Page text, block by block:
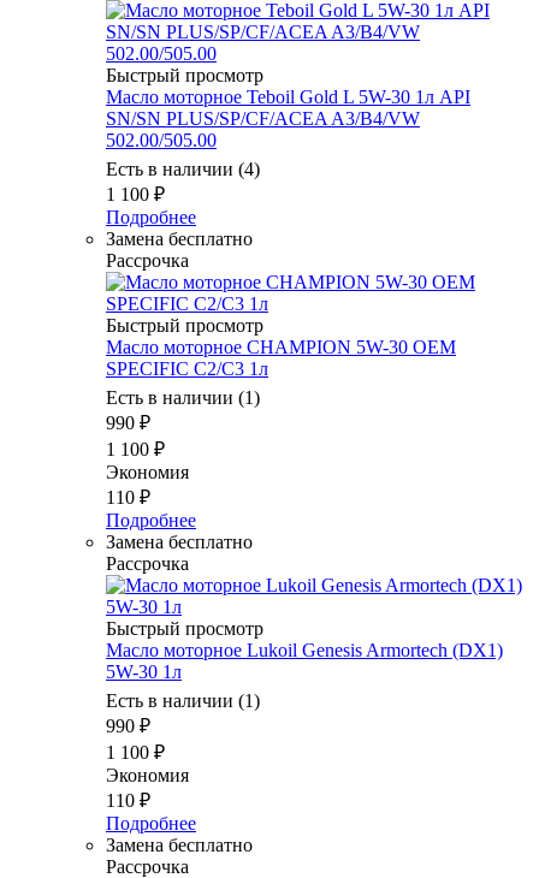
Быстрый просмотр
Масло мотоpное Teboil Gold L 5W-30 1л API
SN/SN PLUS/SP/CF/ACEA A3/B4/VW
502.00/505.00
Есть в наличии (4)
1 100 ₽
Подробнее
Замена бесплатно
Рассрочка
Быстрый просмотр
Масло моторное CHAMPION 5W-30 OEM
SPECIFIC C2/C3 1л
Есть в наличии (1)
990 ₽
1 100 ₽
Экономия
110 ₽
Подробнее
Замена бесплатно
Рассрочка
Быстрый просмотр
Масло моторное Lukoil Genesis Armortech (DX1)
5W-30 1л
Есть в наличии (1)
990 ₽
1 100 ₽
Экономия
110 ₽
Подробнее
Замена бесплатно
Рассрочка